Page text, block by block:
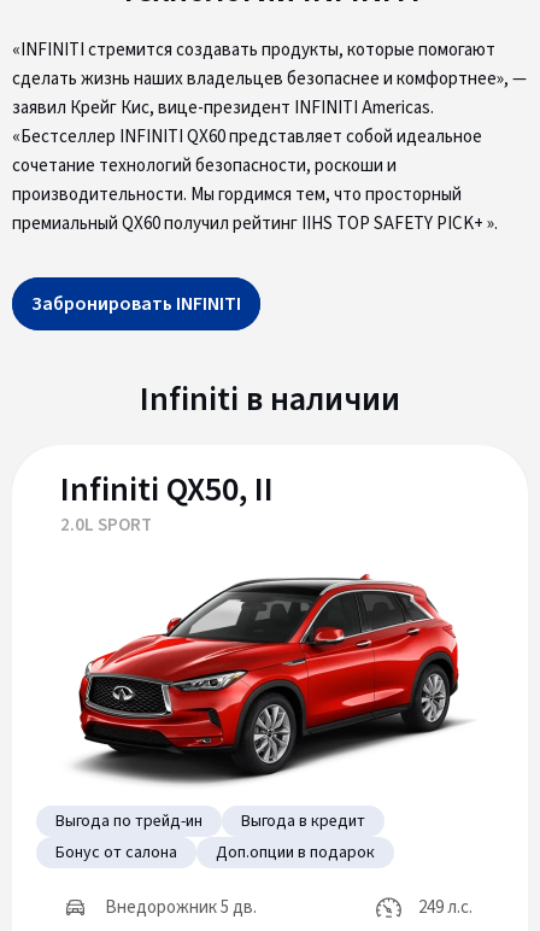
«INFINITI стремится создавать продукты, которые помогают
сделать жизнь наших владельцев безопаснее и комфортнее», —
заявил Крейг Кис, вице-президент INFINITI Americas.
«Бестселлер INFINITI QX60 представляет собой идеальное
сочетание технологий безопасности, роскоши и
производительности. Мы гордимся тем, что просторный
премиальный QX60 получил рейтинг IIHS TOP SAFETY PICK+ ».
Забронировать INFINITI
Infiniti в наличии
Infiniti QX50, II
2.0L SPORT
Выгода по трейд-ин
Выгода в кредит
Бонус от салона
Доп.опции в подарок
Внедорожник 5 дв.
249 л.с.